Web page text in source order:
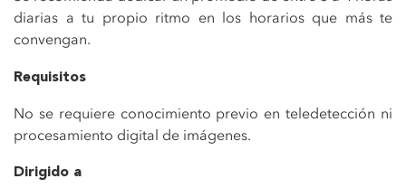
diarias a tu propio ritmo en los horarios que más te
convengan.
Requisitos
No se requiere conocimiento previo en teledetección ni
procesamiento digital de imágenes.
Dirigido a